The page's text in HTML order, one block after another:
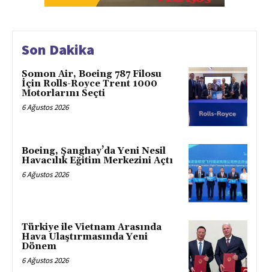
Son Dakika
Somon Air, Boeing 787 Filosu
İçin Rolls-Royce Trent 1000
Motorlarını Seçti
6 Ağustos 2026
Boeing, Şanghay’da Yeni Nesil
Havacılık Eğitim Merkezini Açtı
6 Ağustos 2026
Türkiye ile Vietnam Arasında
Hava Ulaştırmasında Yeni
Dönem
6 Ağustos 2026